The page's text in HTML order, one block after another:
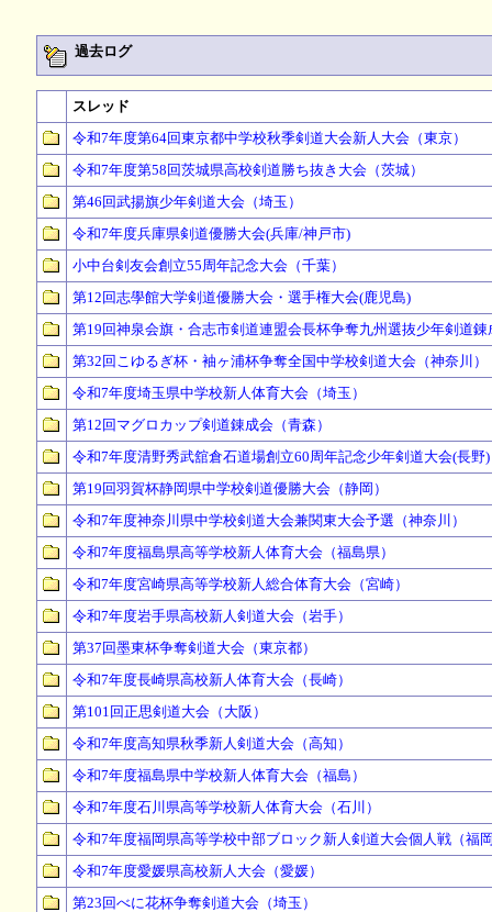
過去ログ
スレッド
令和7年度第64回東京都中学校秋季剣道大会新人大会（東京）
令和7年度第58回茨城県高校剣道勝ち抜き大会（茨城）
第46回武揚旗少年剣道大会（埼玉）
令和7年度兵庫県剣道優勝大会(兵庫/神戸市)
小中台剣友会創立55周年記念大会（千葉）
第12回志學館大学剣道優勝大会・選手権大会(鹿児島)
第19回神泉会旗・合志市剣道連盟会長杯争奪九州選抜少年剣道錬
第32回こゆるぎ杯・袖ヶ浦杯争奪全国中学校剣道大会（神奈川）
令和7年度埼玉県中学校新人体育大会（埼玉）
第12回マグロカップ剣道錬成会（青森）
令和7年度清野秀武舘倉石道場創立60周年記念少年剣道大会(長野)
第19回羽賀杯静岡県中学校剣道優勝大会（静岡）
令和7年度神奈川県中学校剣道大会兼関東大会予選（神奈川）
令和7年度福島県高等学校新人体育大会（福島県）
令和7年度宮崎県高等学校新人総合体育大会（宮崎）
令和7年度岩手県高校新人剣道大会（岩手）
第37回墨東杯争奪剣道大会（東京都）
令和7年度長崎県高校新人体育大会（長崎）
第101回正思剣道大会（大阪）
令和7年度高知県秋季新人剣道大会（高知）
令和7年度福島県中学校新人体育大会（福島）
令和7年度石川県高等学校新人体育大会（石川）
令和7年度福岡県高等学校中部ブロック新人剣道大会個人戦（福
令和7年度愛媛県高校新人大会（愛媛）
第23回べに花杯争奪剣道大会（埼玉）